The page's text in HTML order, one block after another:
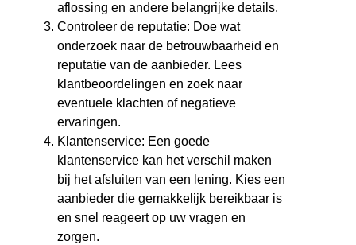
aflossing en andere belangrijke details.
Controleer de reputatie: Doe wat
onderzoek naar de betrouwbaarheid en
reputatie van de aanbieder. Lees
klantbeoordelingen en zoek naar
eventuele klachten of negatieve
ervaringen.
Klantenservice: Een goede
klantenservice kan het verschil maken
bij het afsluiten van een lening. Kies een
aanbieder die gemakkelijk bereikbaar is
en snel reageert op uw vragen en
zorgen.